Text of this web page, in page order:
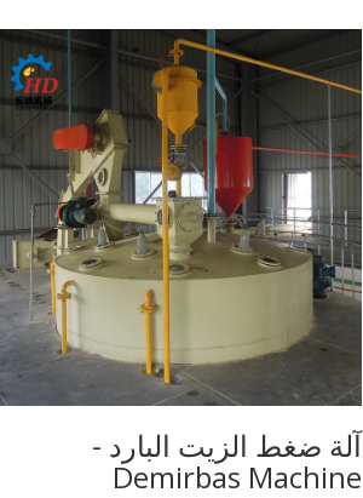
آلة ضغط الزيت البارد -
Demirbas Machine